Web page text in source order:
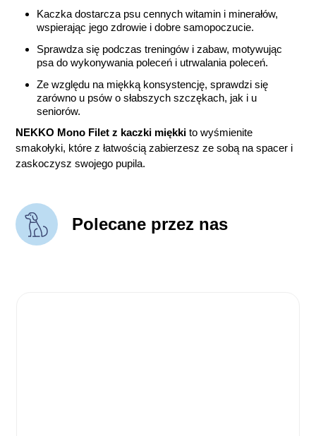
Kaczka dostarcza psu cennych witamin i minerałów,
wspierając jego zdrowie i dobre samopoczucie.
Sprawdza się podczas treningów i zabaw, motywując
psa do wykonywania poleceń i utrwalania poleceń.
Ze względu na miękką konsystencję, sprawdzi się
zarówno u psów o słabszych szczękach, jak i u
seniorów.
NEKKO Mono Filet z kaczki miękki to wyśmienite
smakołyki, które z łatwością zabierzesz ze sobą na spacer i
zaskoczysz swojego pupila.
Polecane przez nas